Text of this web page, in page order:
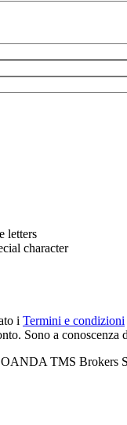
letters
character
i Termini e condizioni
Sono a
TMS Brokers